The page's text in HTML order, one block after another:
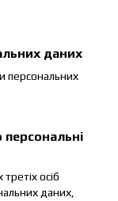
даних
персональних
осіб
даних,